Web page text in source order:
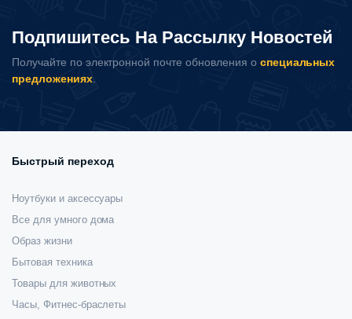
Подпишитесь На Рассылку Новостей
Получайте по электронной почте обновления о специальных
предложениях.
Быстрый переход
Ноутбуки и аксессуары
Все для умного дома
Образ жизни
Бытовая техника
Товары для животных
Часы, Фитнес-браслеты